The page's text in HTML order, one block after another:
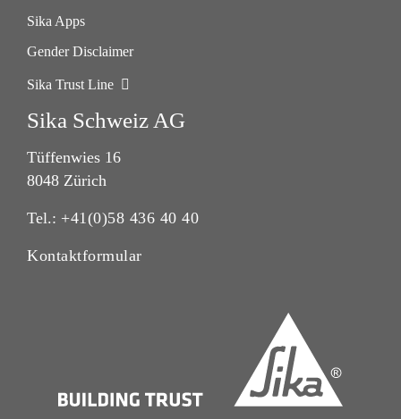
Sika Apps
Gender Disclaimer
Sika Trust Line
Sika Schweiz AG
Tüffenwies 16
8048 Zürich
Tel.: +41(0)58 436 40 40
Kontaktformular